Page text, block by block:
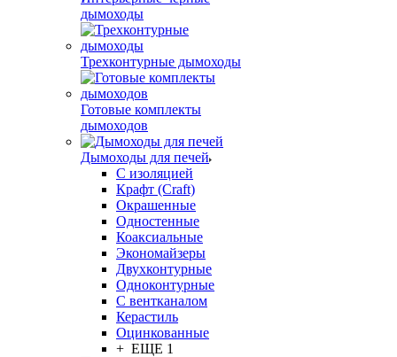
дымоходы
Трехконтурные дымоходы
Готовые комплекты
дымоходов
Дымоходы для печей
С изоляцией
Крафт (Craft)
Окрашенные
Одностенные
Коаксиальные
Экономайзеры
Двухконтурные
Одноконтурные
С вентканалом
Керастиль
Оцинкованные
+ ЕЩЕ 1